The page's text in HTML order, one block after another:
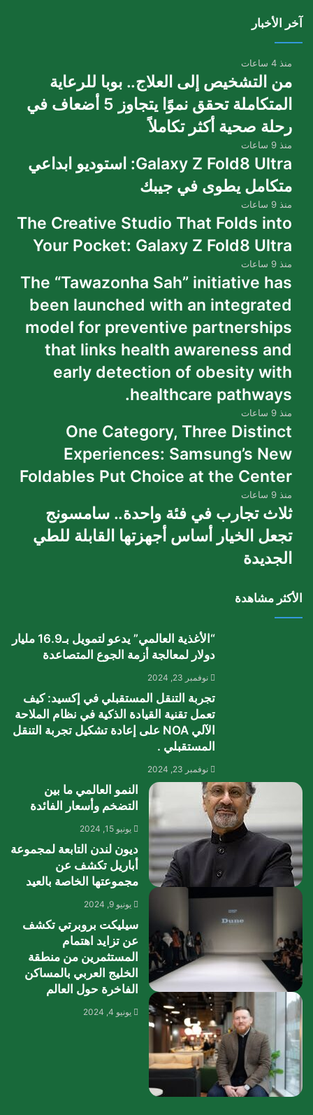
آخر الأخبار
منذ 4 ساعات
من التشخيص إلى العلاج.. بوبا للرعاية
المتكاملة تحقق نموًا يتجاوز 5 أضعاف في
رحلة صحية أكثر تكاملاً
منذ 9 ساعات
Galaxy Z Fold8 Ultra: استوديو ابداعي
متكامل يطوى في جيبك
منذ 9 ساعات
The Creative Studio That Folds into
Your Pocket: Galaxy Z Fold8 Ultra
منذ 9 ساعات
The “Tawazonha Sah” initiative has
been launched with an integrated
model for preventive partnerships
that links health awareness and
early detection of obesity with
healthcare pathways.
منذ 9 ساعات
One Category, Three Distinct
Experiences: Samsung’s New
Foldables Put Choice at the Center
منذ 9 ساعات
ثلاث تجارب في فئة واحدة.. سامسونج
تجعل الخيار أساس أجهزتها القابلة للطي
الجديدة
الأكثر مشاهدة
“الأغذية العالمي” يدعو لتمويل بـ16.9 مليار
دولار لمعالجة أزمة الجوع المتصاعدة
نوفمبر 23, 2024
تجربة التنقل المستقبلي في إكسيد: كيف
تعمل تقنية القيادة الذكية في نظام الملاحة
الآلي NOA على إعادة تشكيل تجربة التنقل
المستقبلي .
نوفمبر 23, 2024
النمو العالمي ما بين
التضخم وأسعار الفائدة
يونيو 15, 2024
ديون لندن التابعة لمجموعة
أباريل تكشف عن
مجموعتها الخاصة بالعيد
يونيو 9, 2024
سيليكت بروبرتي تكشف
عن تزايد اهتمام
المستثمرين من منطقة
الخليج العربي بالمساكن
الفاخرة حول العالم
يونيو 4, 2024